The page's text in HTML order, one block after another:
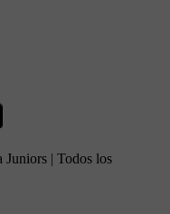
| Todos los